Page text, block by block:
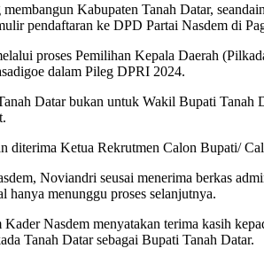
Kabupaten Tanah Datar,
pendaftaran ke DPD Partai Nasdem di
proses Pemilihan Kepala Daerah
dalam Pileg DPRI 2024.
Datar bukan untuk Wakil Bupati
diterima Ketua Rekrutmen Calon Bupati/
Noviandri seusai menerima berkas
hanya menunggu proses selanjutnya.
Nasdem menyatakan terima kasih
Tanah Datar sebagai Bupati Tanah Datar.